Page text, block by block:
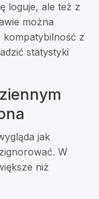
loguje, ale też z
można
z
statystyki
jak
W
niż